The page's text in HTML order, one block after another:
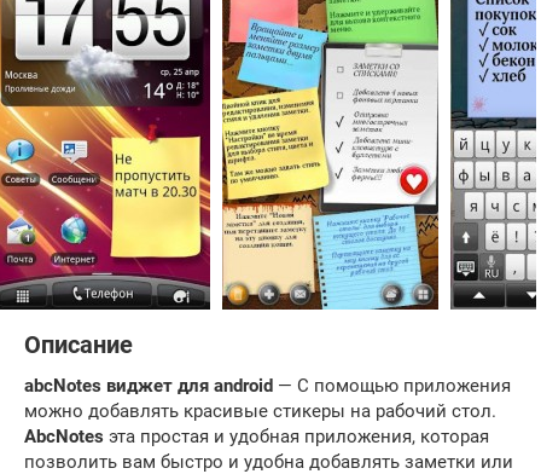
Описание
abcNotes виджет для android — С помощью приложения
можно добавлять красивые стикеры на рабочий стол.
AbcNotes эта простая и удобная приложения, которая
позволить вам быстро и удобна добавлять заметки или